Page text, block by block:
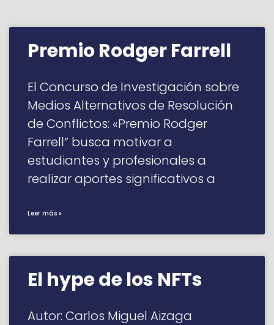
Premio Rodger Farrell
El Concurso de Investigación sobre
Medios Alternativos de Resolución
de Conflictos: «Premio Rodger
Farrell” busca motivar a
estudiantes y profesionales a
realizar aportes significativos a
Leer más »
El hype de los NFTs
Autor: Carlos Miguel Aizaga